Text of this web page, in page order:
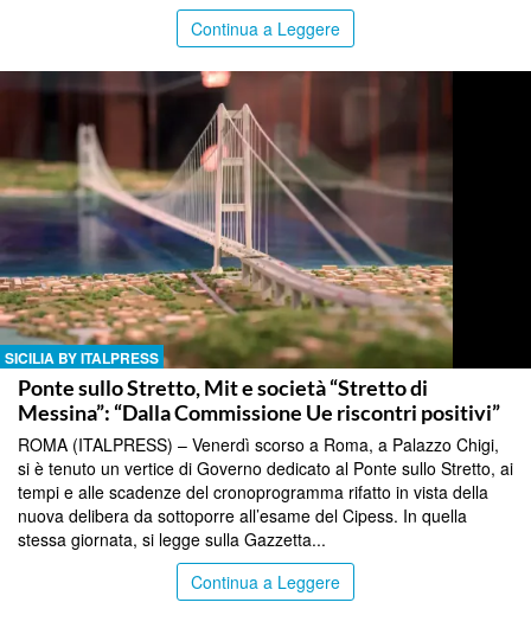
Continua a Leggere
SICILIA BY ITALPRESS
Ponte sullo Stretto, Mit e società “Stretto di
Messina”: “Dalla Commissione Ue riscontri positivi”
ROMA (ITALPRESS) – Venerdì scorso a Roma, a Palazzo Chigi,
si è tenuto un vertice di Governo dedicato al Ponte sullo Stretto, ai
tempi e alle scadenze del cronoprogramma rifatto in vista della
nuova delibera da sottoporre all’esame del Cipess. In quella
stessa giornata, si legge sulla Gazzetta...
Continua a Leggere